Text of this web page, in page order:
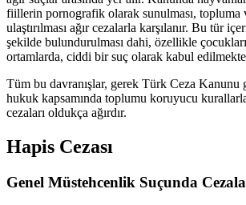
fiillerin pornografik olarak sunulması, topluma
ulaştırılması ağır cezalarla karşılanır. Bu tür
şekilde bulundurulması dahi, özellikle
ortamlarda, ciddi bir suç olarak kabul
Tüm bu davranışlar, gerek Türk Ceza Kanunu
hukuk kapsamında toplumu koruyucu kurallarla
cezaları oldukça ağırdır.
Hapis Cezası
Genel Müstehcenlik Suçunda